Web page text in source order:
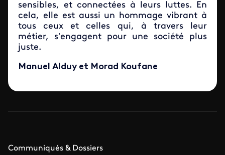
sensibles, et connectées à leurs luttes. En
cela, elle est aussi un hommage vibrant à
tous ceux et celles qui, à travers leur
métier, s’engagent pour une société plus
juste.
Manuel Alduy et Morad Koufane
Communiqués & Dossiers